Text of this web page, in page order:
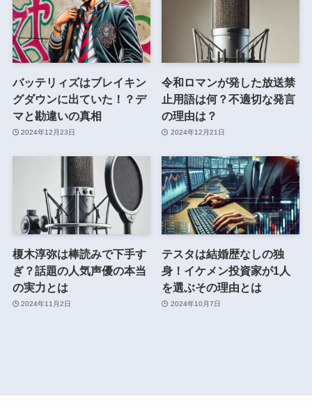
バッテリィズはブレイキン
グダウンに出ていた！？デ
マと勘違いの真相
2024年12月23日
令和ロマンが発した放送禁
止用語は何？不適切な発言
の理由は？
2024年12月21日
榎木淳弥は棒読みで下手す
ぎ？話題の人気声優の本当
の実力とは
2024年11月2日
テスタは結婚歴なしの独
身！イケメン投資家が1人
を選ぶその理由とは
2024年10月7日